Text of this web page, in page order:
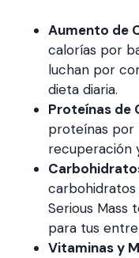
Aumento de
calorías por
luchan por
dieta diaria.
Proteínas de
proteínas por
recuperación
carbohidratos
Serious Mass
para tus
Vitaminas y